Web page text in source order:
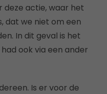
deze actie, waar het
dat we niet om een
In dit geval is het
ook via een ander
Is er voor de